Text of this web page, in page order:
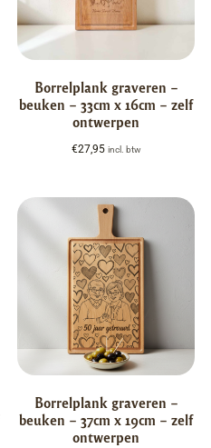
Borrelplank graveren –
beuken – 33cm x 16cm – zelf
ontwerpen
€27,95 incl. btw
Borrelplank graveren –
beuken – 37cm x 19cm – zelf
ontwerpen